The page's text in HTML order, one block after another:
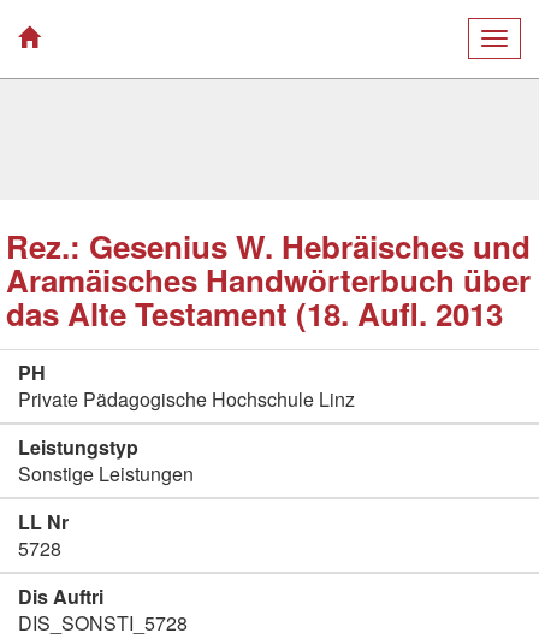
Rez.: Gesenius W. Hebräisches und
Aramäisches Handwörterbuch über
das Alte Testament (18. Aufl. 2013
PH
Private Pädagogische Hochschule Linz
Leistungstyp
Sonstige Leistungen
LL Nr
5728
Dis Auftri
DIS_SONSTI_5728